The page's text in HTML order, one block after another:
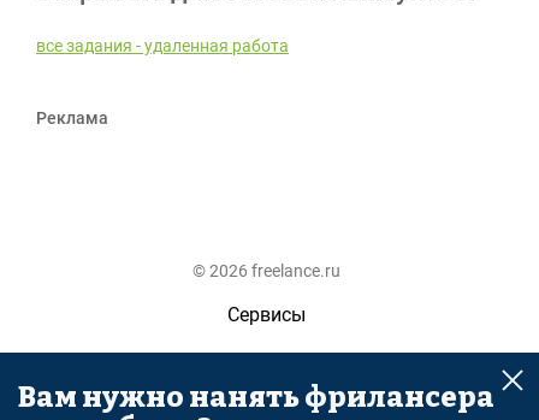
все задания - удаленная работа
Реклама
© 2026 freelance.ru
Сервисы
Помощь
Поиск
Вам нужно нанять фрилансера